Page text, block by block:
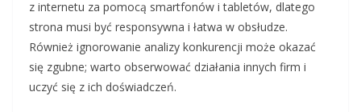
z internetu za pomocą smartfonów i tabletów, dlatego
strona musi być responsywna i łatwa w obsłudze.
Również ignorowanie analizy konkurencji może okazać
się zgubne; warto obserwować działania innych firm i
uczyć się z ich doświadczeń.